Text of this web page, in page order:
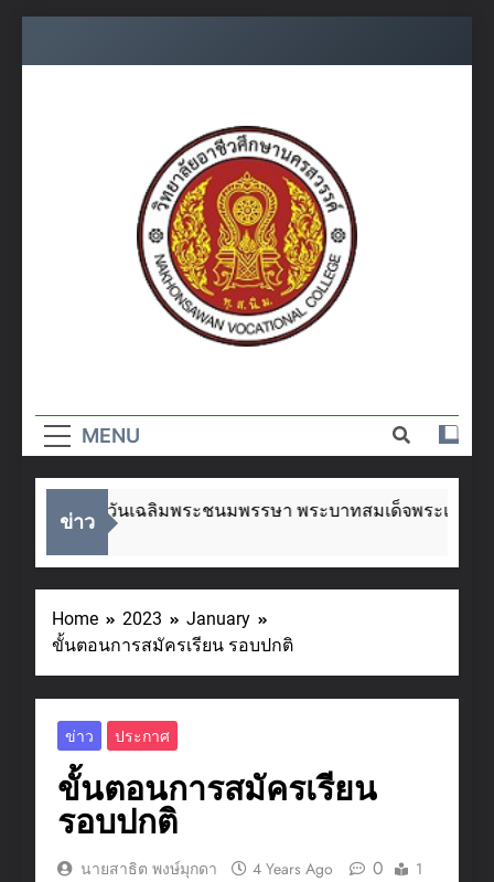
อาชีวศึกษา
นครสวรรค์
MENU
ข่าว
งในโอกาสวันเฉลิมพระชนมพรรษา พระบาทสมเด็จพระเจ้าอยู่
Home 2023
January
ขั้นตอนการสมัครเรียน รอบปกติ
ข่าว ประกาศ
ขั้นตอนการสมัครเรียน
รอบปกติ
นายสาธิต พงษ์มุกดา 4 Years Ago 0
1